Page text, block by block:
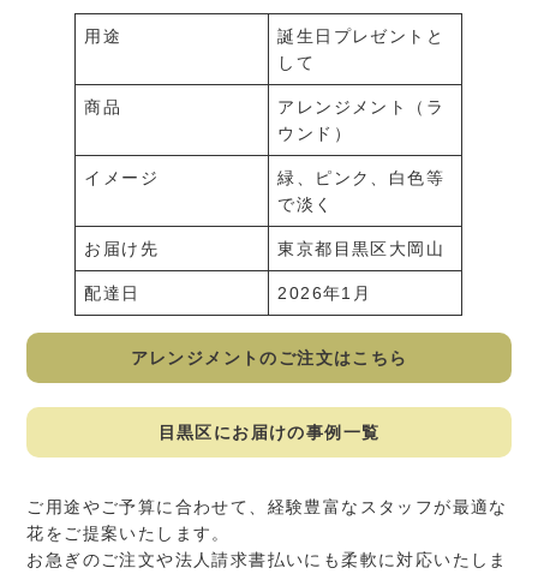
用途
誕生日プレゼントと
して
商品
アレンジメント（ラ
ウンド）
イメージ
緑、ピンク、白色等
で淡く
お届け先 東京都目黒区大岡山
配達日 2026年1月
アレンジメントのご注文はこちら
目黒区にお届けの事例一覧
ご用途やご予算に合わせて、経験豊富なスタッフが最適な
花をご提案いたします。
お急ぎのご注文や法人請求書払いにも柔軟に対応いたしま